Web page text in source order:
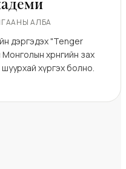
АЛБА
дэргэдэх "Tenger
хөрөнгийн зах
шуурхай хүргэх болно.